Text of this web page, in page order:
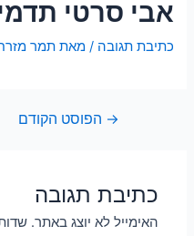
אבי סרטי
כתיבת תגובה / מאתתמר
→ הפוסט הקודם
כתיבת תגובה
האימייל לא יוצג באתר.